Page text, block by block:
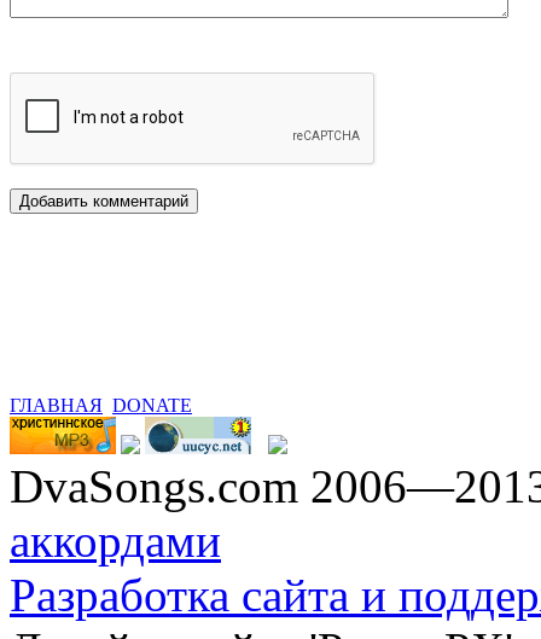
ГЛАВНАЯ DONATE
DvaSongs.com
аккордами
Разработка сайта и